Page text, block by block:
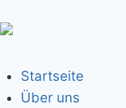
Startseite
Über uns